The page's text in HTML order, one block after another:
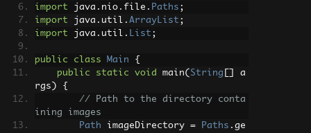
}import java . nio . file . Paths ;
import java . util . ArrayList ;
import java . util . List ;
public class Main
{
public
static void main( String
a
rgs )
{
// Path to the directory conta
ining images
Path imageDirectory = Paths . ge